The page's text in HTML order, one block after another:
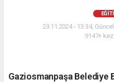
23.11.2024 - 13:34,
9147+
Gaziosmanpaşa Belediye